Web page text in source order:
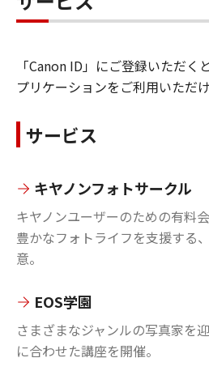
「Canon ID」にご登録いただく
プリケーションをご利用いただけ
サービス
キヤノンフォトサークル
キヤノンユーザーのための有料
豊かなフォトライフを支援する
意。
EOS学園
さまざまなジャンルの写真家を
に合わせた講座を開催。